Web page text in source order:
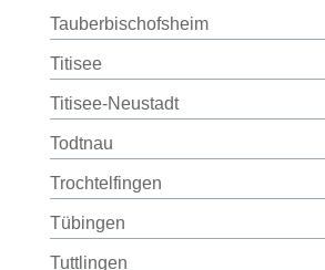
Tauberbischofsheim
Titisee
Titisee-Neustadt
Todtnau
Trochtelfingen
Tübingen
Tuttlingen